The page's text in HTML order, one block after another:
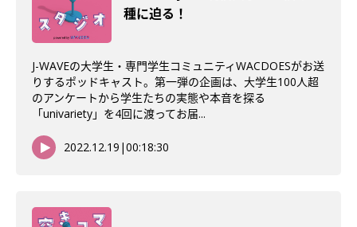
種に迫る！
J-WAVEの大学生・専門学生コミュニティWACDOESがお送
りするポッドキャスト。第一弾の企画は、大学生100人超
のアンケートから学生たちの実態や本音を探る
「univariety」を4回に渡ってお届...
2022.12.19 |00:18:30